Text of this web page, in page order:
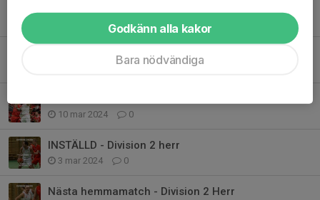
0
10 mar 2024 0
INSTÄLLD - Division 2 herr
3 mar 2024 0
Nästa hemmamatch - Division 2 Herr
Godkänn alla kakor
Bara nödvändiga